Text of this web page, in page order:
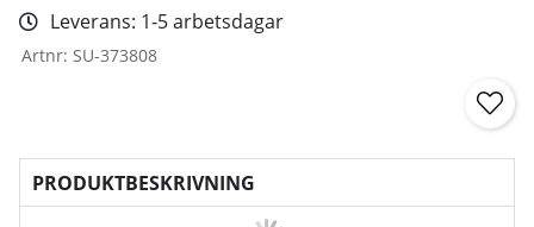
Leverans: 1-5 arbetsdagar
Artnr: SU-373808
PRODUKTBESKRIVNING